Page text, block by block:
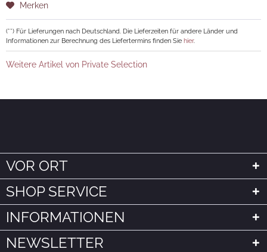
Merken
(**) Für Lieferungen nach Deutschland. Die Lieferzeiten für andere Länder und
Informationen zur Berechnung des Liefertermins finden Sie hier.
Weitere Artikel von Private Selection
VOR ORT
SHOP SERVICE
INFORMATIONEN
NEWSLETTER